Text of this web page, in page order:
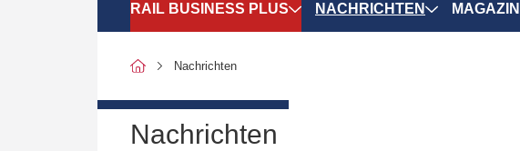
RAIL BUSINESS PLUS
SPNV-Marktdaten
NACHRICHTEN
Nachrichten
Nachrichten